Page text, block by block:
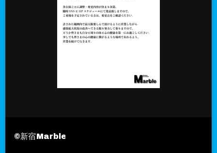
©︎新宿Marble